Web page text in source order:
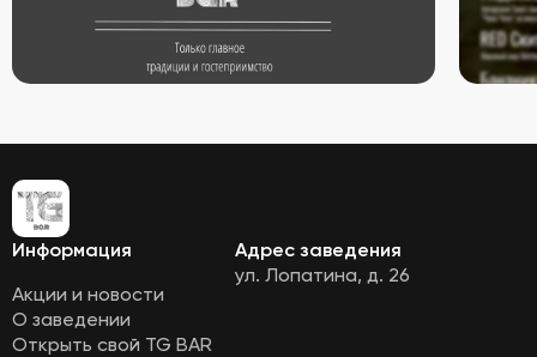
Информация
Акции и новости
О заведении
Открыть свой TG BAR
Адрес заведения
ул. Лопатина, д. 26